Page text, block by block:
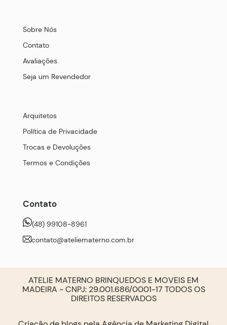
Sobre Nós
Contato
Avaliações
Seja um Revendedor
Arquitetos
Política de Privacidade
Trocas e Devoluções
Termos e Condições
Contato
(48) 99108-8961
contato@ateliematerno.com.br
ATELIE MATERNO BRINQUEDOS E MOVEIS EM
MADEIRA - CNPJ: 29.001.686/0001-17 TODOS OS
DIREITOS RESERVADOS